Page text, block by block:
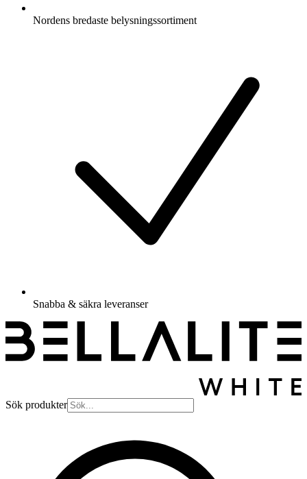
Nordens bredaste belysningssortiment
Snabba & säkra leveranser
Sök produkter